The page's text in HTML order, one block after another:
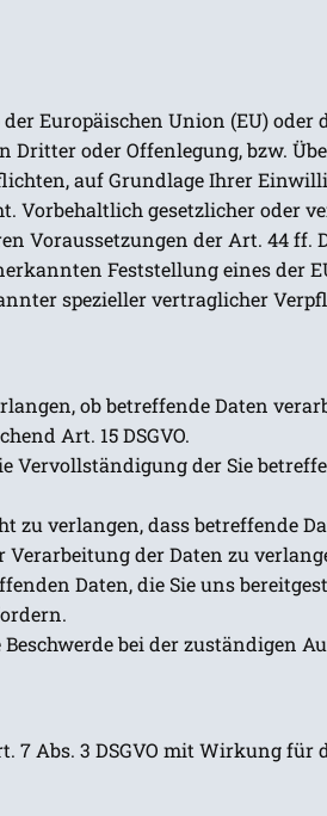
Europäischen Union (EU)
Dritter oder Offenlegung, bzw.
auf Grundlage Ihrer
Vorbehaltlich gesetzlicher oder
Voraussetzungen der Art. 44 ff.
Feststellung eines der
spezieller vertraglicher
ob betreffende Daten
Art. 15 DSGVO.
Vervollständigung der Sie
zu verlangen, dass
Verarbeitung der Daten zu
Daten, die Sie uns
Beschwerde bei der zuständigen
7 Abs. 3 DSGVO mit Wirkung